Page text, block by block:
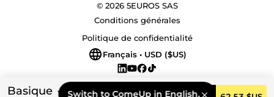
Basique Switch to ComeUp in English.
© 2026 5EUROS SAS
Conditions générales
Politique de confidentialité
Français • USD ($US)